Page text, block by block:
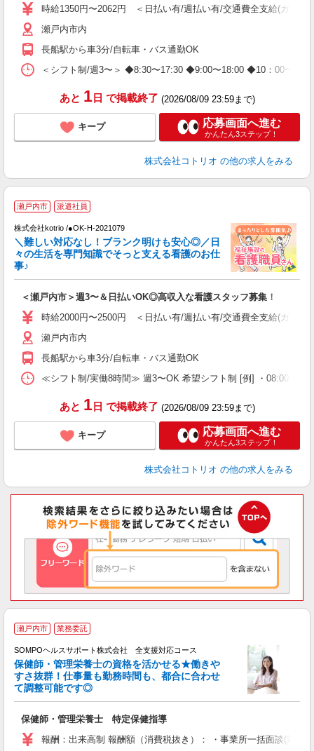
時給1350円〜2062円 ＜日払い有/週払い有/交通費全支給(ガソリ
瀬戸内市内
長船駅から車3分/自転車・バス通勤OK
＜シフト制/週3〜＞ ◆8:30〜17:30 ◆9:00〜18:00 ◆10：00〜19
あと 1日 で掲載終了 (2026/08/09 23:59まで)
キープ 応募画面へ進む
かんたん3ステップ！
株式会社コトリオ の他の求人をみる
瀬戸内市 派遣社員
株式会社kotrio /●OK-H-2021079
＼難しい対応なし！ブランク明けも安心◎／日
々の生活を専門知識でそっと支える看護のお仕
事♪
＜瀬戸内市＞週3〜＆日払いOK◎高収入な看護スタッフ募集！
時給2000円〜2500円 ＜日払い有/週払い有/交通費全支給(ガソリ
瀬戸内市内
長船駅から車3分/自転車・バス通勤OK
≪シフト制/実働8時間≫ 週3〜OK 希望シフト制 [例] ・08:00 〜
あと 1日 で掲載終了 (2026/08/09 23:59まで)
キープ 応募画面へ進む
かんたん3ステップ！
株式会社コトリオ の他の求人をみる
瀬戸内市 業務委託
SOMPOヘルスサポート株式会社 全支援対応コース
保健師・管理栄養士の資格を活かせる★働きや
すさ抜群！仕事量も勤務時間も、都合に合わせ
て調整可能です◎
保健師・管理栄養士 特定保健指導
報酬：出来高制 報酬額（消費税抜き）： ・事業所一括面談(対